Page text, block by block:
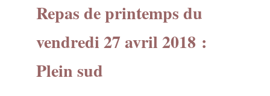
Repas de printemps du
vendredi 27 avril 2018 :
Plein sud